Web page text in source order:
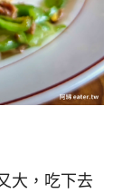
大，吃下去